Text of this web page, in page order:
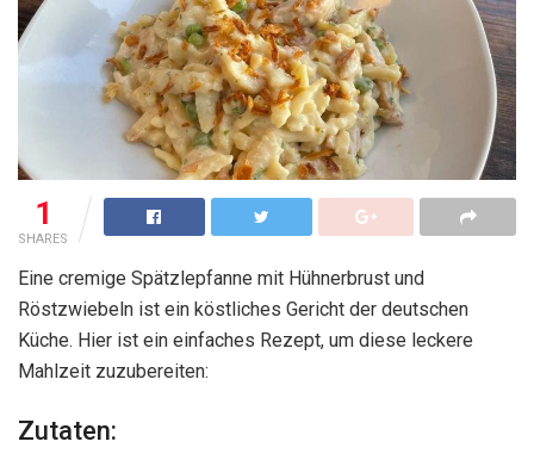
1
SHARES
Eine cremige Spätzlepfanne mit Hühnerbrust und
Röstzwiebeln ist ein köstliches Gericht der deutschen
Küche. Hier ist ein einfaches Rezept, um diese leckere
Mahlzeit zuzubereiten:
Zutaten: